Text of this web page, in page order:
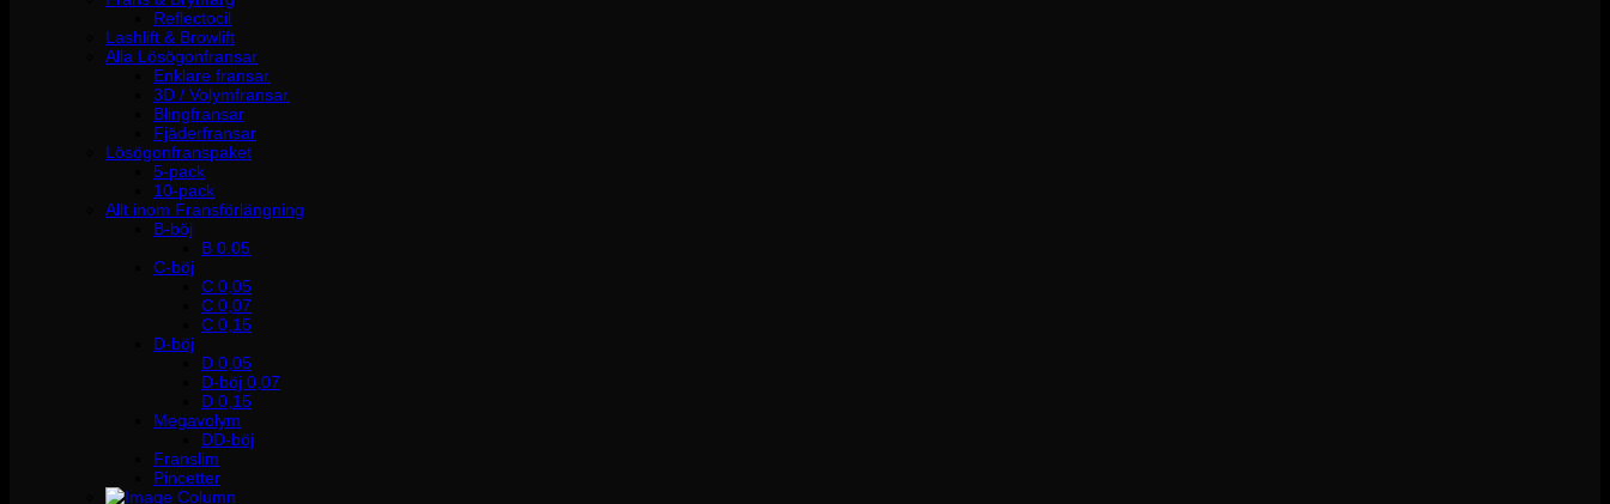
Reflectocil
Lashlift & Browlift
Alla Lösögonfransar
Enklare fransar
3D / Volymfransar
Blingfransar
Fjäderfransar
Lösögonfranspaket
5-pack
10-pack
Allt inom Fransförlängning
B-böj
B 0.05
C-böj
C 0,05
C 0,07
C 0,15
D-böj
D 0,05
D-böj 0,07
D 0,15
Megavolym
DD-böj
Franslim
Pincetter